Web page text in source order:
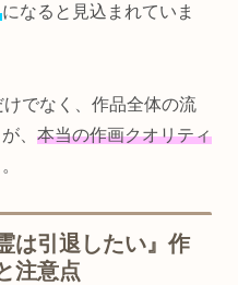
になると見込まれていま
でなく、作品全体の流
、 本当の作画クオリティ
は引退したい』作
注意点